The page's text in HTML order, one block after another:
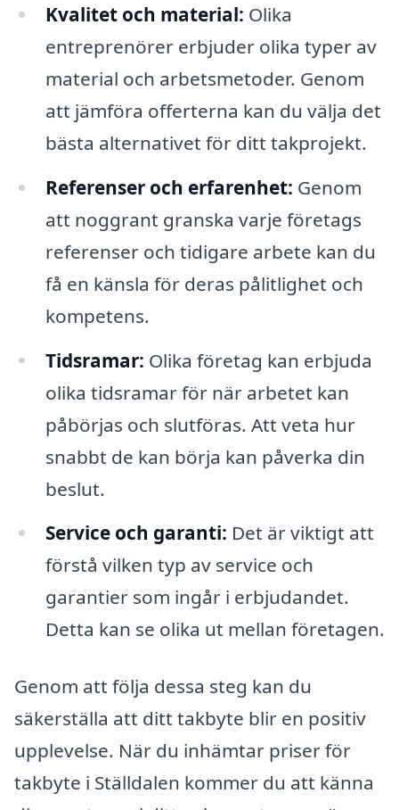
Kvalitet och material: Olika
entreprenörer erbjuder olika typer av
material och arbetsmetoder. Genom
att jämföra offerterna kan du välja det
bästa alternativet för ditt takprojekt.
Referenser och erfarenhet: Genom
att noggrant granska varje företags
referenser och tidigare arbete kan du
få en känsla för deras pålitlighet och
kompetens.
Tidsramar: Olika företag kan erbjuda
olika tidsramar för när arbetet kan
påbörjas och slutföras. Att veta hur
snabbt de kan börja kan påverka din
beslut.
Service och garanti: Det är viktigt att
förstå vilken typ av service och
garantier som ingår i erbjudandet.
Detta kan se olika ut mellan företagen.
Genom att följa dessa steg kan du
säkerställa att ditt takbyte blir en positiv
upplevelse. När du inhämtar priser för
takbyte i Ställdalen kommer du att känna